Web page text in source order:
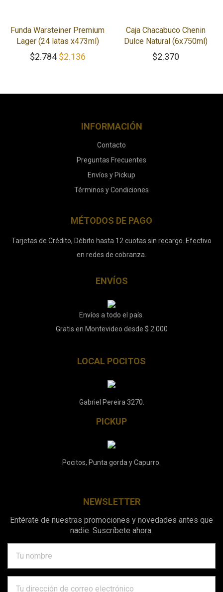
-23%
Funda Warsteiner Premium
Lager (24 latas x473ml)
$2.784 El precio original era: $2.784.
$2.136El precio actual es: $2.136.
Caja Chacabuco Chenin
Dulce Natural (6x750ml)
$2.370
INFORMACIÓN
Contacto
Preguntas Frecuentes
Envíos y Pickup
Términos y Condiciones
MÉTODOS DE PAGO
Tarjetas de Crédito, Débito hasta 12 cuotas sin recargo. Efectivo
en redes de cobranza.
ENVÍOS
Envíos a todo el país.
Gratis en Montevideo desde $ 2.000
LOCAL POCITOS
Gabriel Pereira 3270.
PICKUP
Pocitos, Punta gorda y Capurro.
NEWSLETTER
Entérate de nuestras promociones y novedades antes que
nadie. Suscríbete ahora.